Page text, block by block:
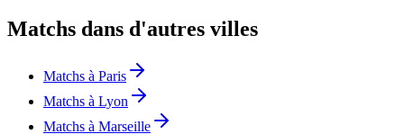
Matchs dans d'autres villes
Matchs à Paris
Matchs à Lyon
Matchs à Marseille